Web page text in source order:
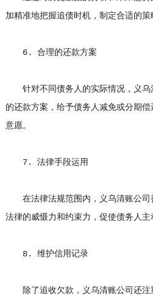
加精准地把握追债时机，制定合适的策
6. 合理的还款方案
针对不同债务人的实际情况，义乌
的还款方案，给予债务人减免或分期
意愿。
7. 法律手段运用
在法律法规范围内，义乌清账公司
法律的威慑力和约束力，促使债务人主
8. 维护信用记录
除了追收欠款，义乌清账公司还注